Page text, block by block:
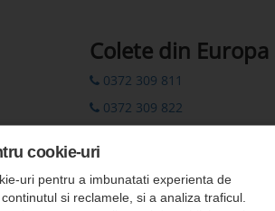
Colete din
0372 309 811
0372 309 822
Rezervări prin SMS: 0742 311
cookie-uri
uri pentru a imbunatati experienta de
si reclamele, si a analiza traficul.